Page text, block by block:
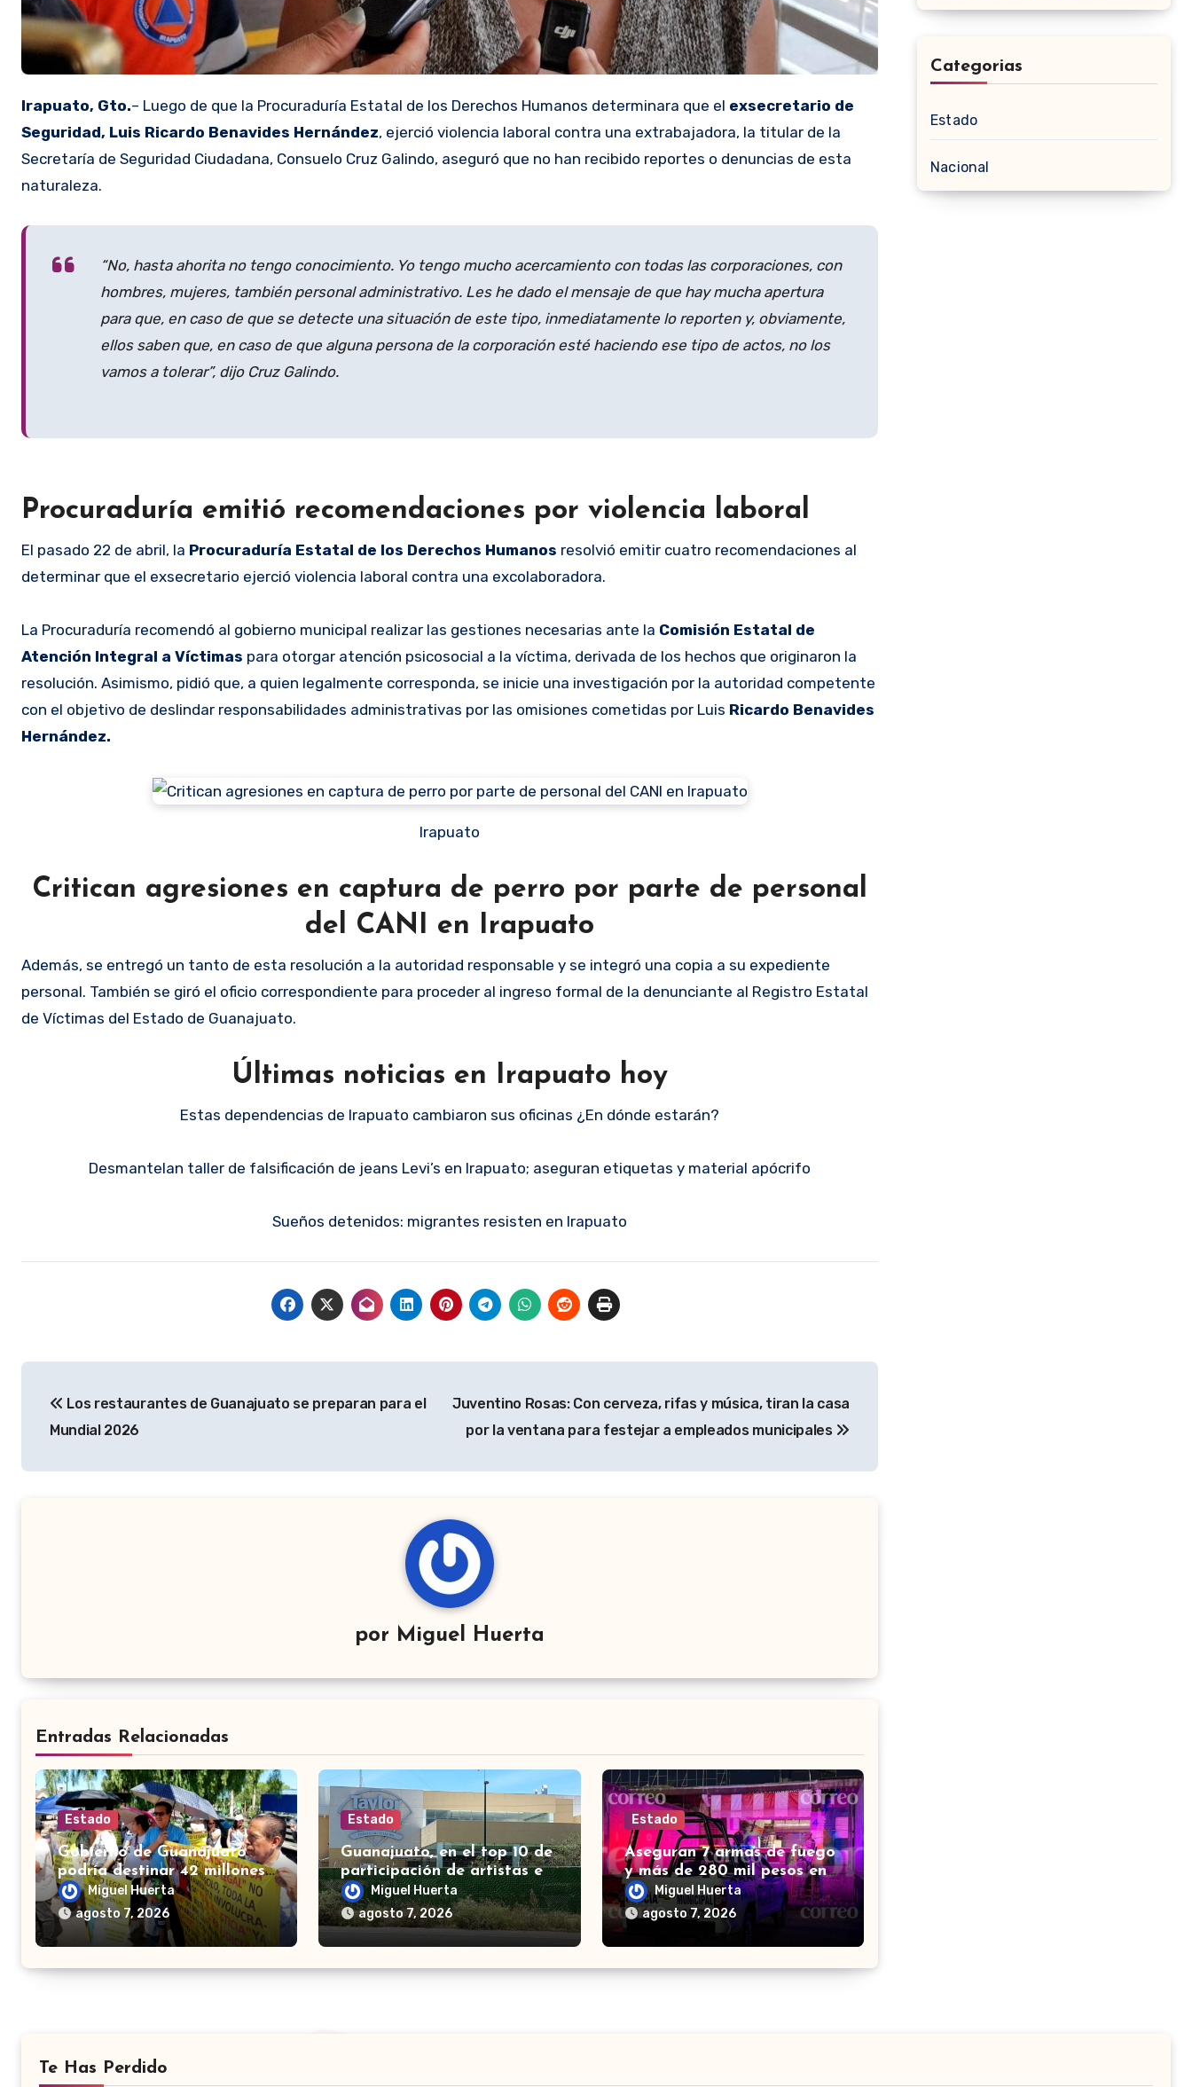
Irapuato, Gto.– Luego de que la Procuraduría Estatal de los Derechos Humanos determinara que el exsecretario de
Seguridad, Luis Ricardo Benavides Hernández, ejerció violencia laboral contra una extrabajadora, la titular de la
Secretaría de Seguridad Ciudadana, Consuelo Cruz Galindo, aseguró que no han recibido reportes o denuncias de esta
naturaleza.
“No, hasta ahorita no tengo conocimiento. Yo tengo mucho acercamiento con todas las corporaciones, con
hombres, mujeres, también personal administrativo. Les he dado el mensaje de que hay mucha apertura
para que, en caso de que se detecte una situación de este tipo, inmediatamente lo reporten y, obviamente,
ellos saben que, en caso de que alguna persona de la corporación esté haciendo ese tipo de actos, no los
vamos a tolerar”, dijo Cruz Galindo.
Procuraduría emitió recomendaciones por violencia laboral
El pasado 22 de abril, la Procuraduría Estatal de los Derechos Humanos resolvió emitir cuatro recomendaciones al
determinar que el exsecretario ejerció violencia laboral contra una excolaboradora.
La Procuraduría recomendó al gobierno municipal realizar las gestiones necesarias ante la Comisión Estatal de
Atención Integral a Víctimas para otorgar atención psicosocial a la víctima, derivada de los hechos que originaron la
resolución. Asimismo, pidió que, a quien legalmente corresponda, se inicie una investigación por la autoridad competente
con el objetivo de deslindar responsabilidades administrativas por las omisiones cometidas por Luis Ricardo Benavides
Hernández.
Irapuato
Critican agresiones en captura de perro por parte de personal
del CANI en Irapuato
Además, se entregó un tanto de esta resolución a la autoridad responsable y se integró una copia a su expediente
personal. También se giró el oficio correspondiente para proceder al ingreso formal de la denunciante al Registro Estatal
de Víctimas del Estado de Guanajuato.
Últimas noticias en Irapuato hoy
Estas dependencias de Irapuato cambiaron sus oficinas ¿En dónde estarán?
Desmantelan taller de falsificación de jeans Levi’s en Irapuato; aseguran etiquetas y material apócrifo
Sueños detenidos: migrantes resisten en Irapuato
de
Los restaurantes de Guanajuato se preparan para el
Mundial 2026
Juventino Rosas: Con cerveza, rifas y música, tiran la casa
por la ventana para festejar a empleados municipales
por Miguel Huerta
Entradas Relacionadas
Estado
Gobierno de Guanajuato
podría destinar 42 millones
de pesos para víctimas de
Punto Legal
Miguel Huerta
agosto 7, 2026
Estado
Guanajuato, en el top 10 de
participación de artistas en
México Canta, señalan en
mañanera
Miguel Huerta
agosto 7, 2026
Estado
Aseguran 7 armas de fuego
y más de 280 mil pesos en
León en un día; hay 4
detenidos
Miguel Huerta
agosto 7, 2026
Categorias
Estado
Nacional
Te Has Perdido